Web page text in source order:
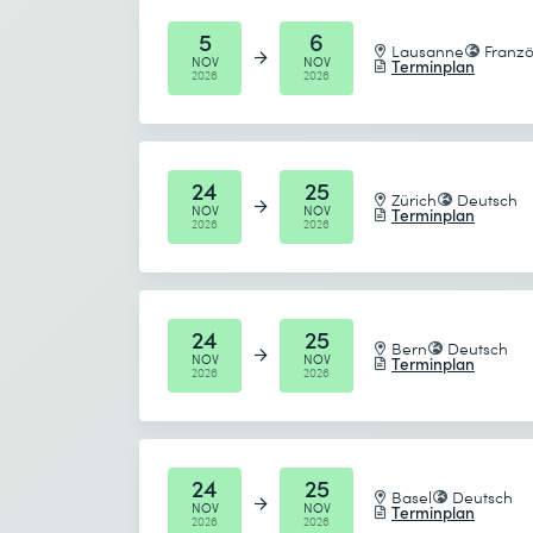
5
NOV
2026
6
NOV
2026
Lausanne
Terminplan
24
NOV
2026
25
NOV
2026
Zürich Deutsch
Terminplan
24
NOV
2026
25
NOV
2026
Bern Deutsch
Terminplan
24
NOV
2026
25
NOV
2026
Basel Deutsch
Terminplan